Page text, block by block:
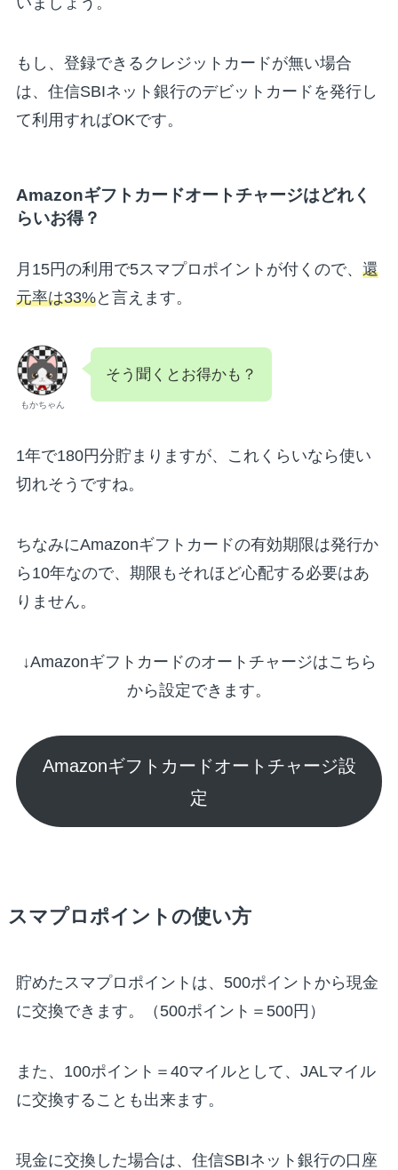
もし、登録できるクレジットカードが無い場合
は、住信SBIネット銀行のデビットカードを発行し
て利用すればOKです。
Amazonギフトカードオートチャージはどれく
らいお得？
月15円の利用で5スマプロポイントが付くので、 還
元率は33%と言えます。
もかちゃん
そう聞くとお得かも？
1年で180円分貯まりますが、これくらいなら使い
切れそうですね。
ちなみにAmazonギフトカードの有効期限は発行か
ら10年なので、期限もそれほど心配する必要はあ
りません。
↓Amazonギフトカードのオートチャージはこちら
から設定できます。
Amazonギフトカードオートチャージ設
定
スマプロポイントの使い方
貯めたスマプロポイントは、500ポイントから現金
に交換できます。（500ポイント＝500円）
また、100ポイント＝40マイルとして、JALマイル
に交換することも出来ます。
現金に交換した場合は、住信SBIネット銀行の口座